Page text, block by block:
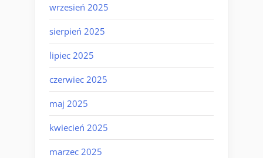
wrzesień 2025
sierpień 2025
lipiec 2025
czerwiec 2025
maj 2025
kwiecień 2025
marzec 2025